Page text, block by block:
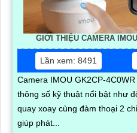
GIỚI THIỆU CAMERA
Lần xem: 8491
Camera IMOU GK2CP-
thông số kỹ thuật nổi bật như
quay xoay cùng đàm thoại 2
giúp phát...